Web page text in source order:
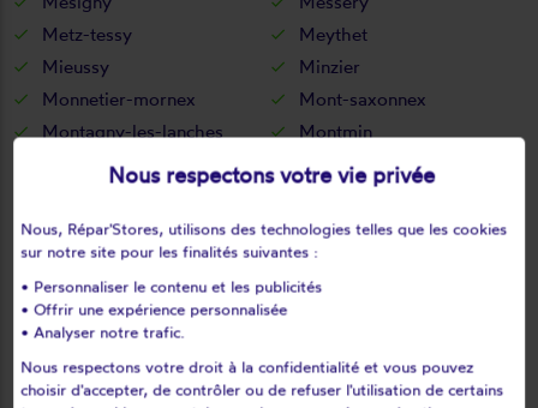
Metz-tessy
Meythet
Mieussy
Minzier
Monnetier-mornex
Mont-saxonnex
Montagny-les-lanches
Montmin
Montriond
Morillon
Mûres
Musièges
Nancy-sur-cluses
Nangy
Nâves-parmelan
Nernier
Neuvecelle
Nonglard
Novel
Onnion
Orcier
Nous respectons votre vie privée
Nous, Répar'Stores, utilisons des technologies telles que les cookies
sur notre site pour les finalités suivantes :
• Personnaliser le contenu et les publicités
• Offrir une expérience personnalisée
• Analyser notre trafic.
Nous respectons votre droit à la confidentialité et vous pouvez
choisir d'accepter, de contrôler ou de refuser l'utilisation de certains